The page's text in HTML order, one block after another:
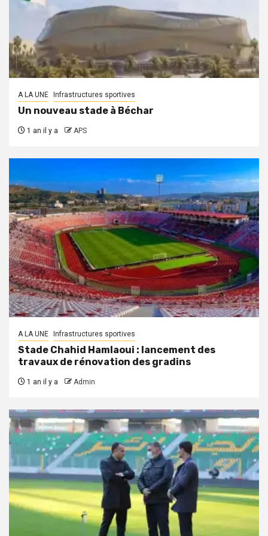
A LA UNE Infrastructures sportives
Un nouveau stade à Béchar
1 an il y a APS
A LA UNE Infrastructures sportives
Stade Chahid Hamlaoui : lancement des
travaux de rénovation des gradins
1 an il y a Admin